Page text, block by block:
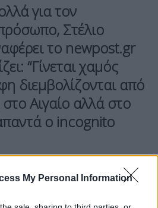
My Personal Information
για τον
Στέλιο
το newpost.gr
“Γίνεται χαμός
διεμβολίζονται από
Αιγαίο αλλά στο
ο incognito
το κινητό του. Σε αυτή την